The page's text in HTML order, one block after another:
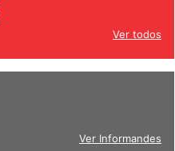
Ver todos
Ver Informandes